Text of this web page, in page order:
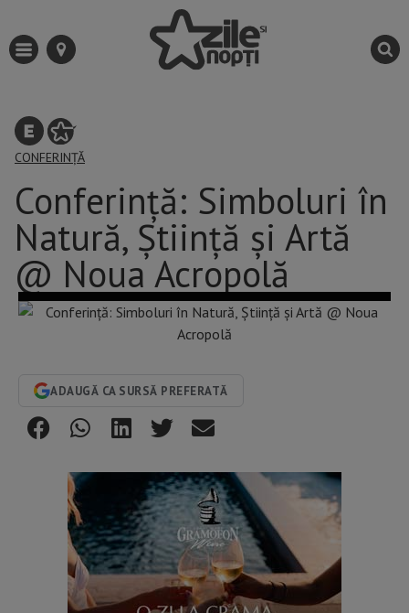
CONFERINȚĂ
Conferință: Simboluri în
Natură, Știință și Artă
@ Noua Acropolă
ADAUGĂ CA SURSĂ PREFERATĂ